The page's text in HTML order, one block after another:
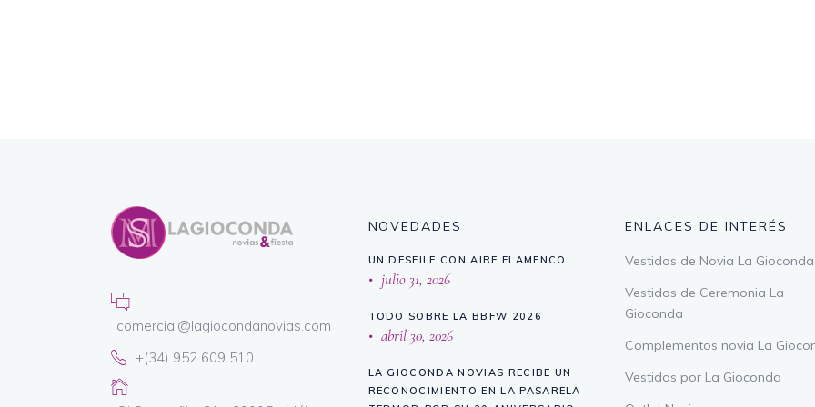
comercial@lagiocondanovias.com
+(34) 952 609 510
NOVEDADES
UN DESFILE CON AIRE FLAMENCO
julio 31, 2026
TODO SOBRE LA BBFW 2026
abril 30, 2026
LA GIOCONDA NOVIAS RECIBE UN
RECONOCIMIENTO EN LA PASARELA
ENLACES DE INTERÉS
Vestidos de Novia La Gioconda
Vestidos de Ceremonia La
Gioconda
Complementos novia La
Vestidas por La Gioconda